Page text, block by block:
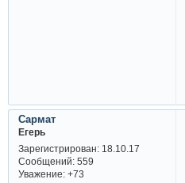
Сармат
Егерь
Зарегистрирован: 18.10.17
Сообщений:559
Уважение: +73